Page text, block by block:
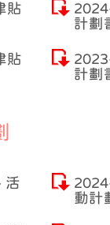
貼
計劃
貼
計劃
活
動計